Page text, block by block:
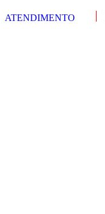
ATENDIMENTO